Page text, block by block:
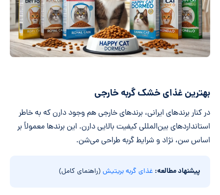
بهترین غذای خشک گربه خارجی
در کنار برندهای ایرانی، برندهای خارجی هم وجود دارن که به خاطر
استانداردهای بین‌المللی کیفیت بالایی دارن. این برندها معمولاً بر
اساس سن، نژاد و شرایط گربه طراحی می‌شن.
پیشنهاد مطالعه: غذای گربه بریتیش(راهنمای کامل)